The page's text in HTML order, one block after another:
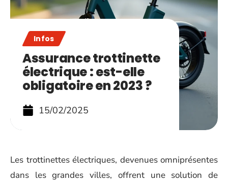
Infos
Assurance trottinette
électrique : est-elle
obligatoire en 2023 ?
15/02/2025
Les trottinettes électriques, devenues omniprésentes
dans les grandes villes, offrent une solution de